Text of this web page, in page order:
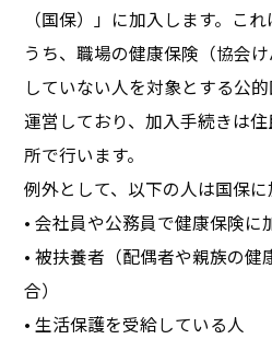
（国保）」に加入します。こ
うち、職場の健康保険（協会
していない人を対象とする公
運営しており、加入手続きは
所で行います。
例外として、以下の人は国保に
• 会社員や公務員で健康保険に
• 被扶養者（配偶者や親族の
合）
• 生活保護を受給している人